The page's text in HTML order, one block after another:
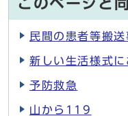
このページと
民間の患者等搬送
新しい生活様式
予防救急
山から119